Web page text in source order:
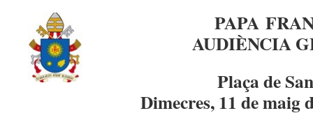
PAPA
AUDIÈNCIA
Plaça de
Dimecres, 11 de maig